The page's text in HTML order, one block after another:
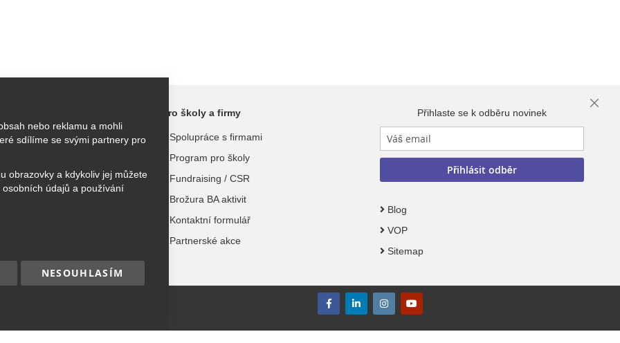
tábory
Pro školy a firmy
Spolupráce s firmami
Program pro školy
Fundraising / CSR
Brožura BA aktivit
Kontaktní formulář
Partnerské akce
Přihlaste se k odběru novinek
Přihlásit odběr
Blog
VOP
Sitemap
Close
nebo reklamu a mohli
sdílíme se svými partnery pro
obrazovky a kdykoliv jej můžete
údajů a používání
NESOUHLASÍM